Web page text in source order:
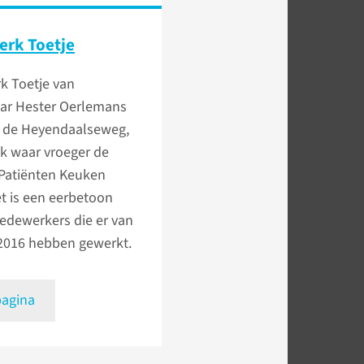
Toetje
Toetje van
Hester Oerlemans
Heyendaalseweg,
waar vroeger de
Keuken
is een eerbetoon
die er van
hebben gewerkt.